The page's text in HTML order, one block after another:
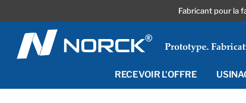
Fabricant pour la
RECEVOIR L'OFFRE